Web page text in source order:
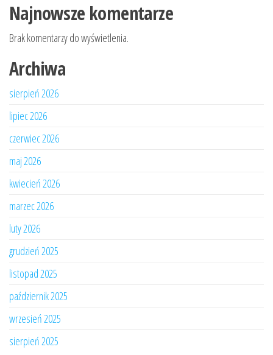
Najnowsze komentarze
Brak komentarzy do wyświetlenia.
Archiwa
sierpień 2026
lipiec 2026
czerwiec 2026
maj 2026
kwiecień 2026
marzec 2026
luty 2026
grudzień 2025
listopad 2025
październik 2025
wrzesień 2025
sierpień 2025